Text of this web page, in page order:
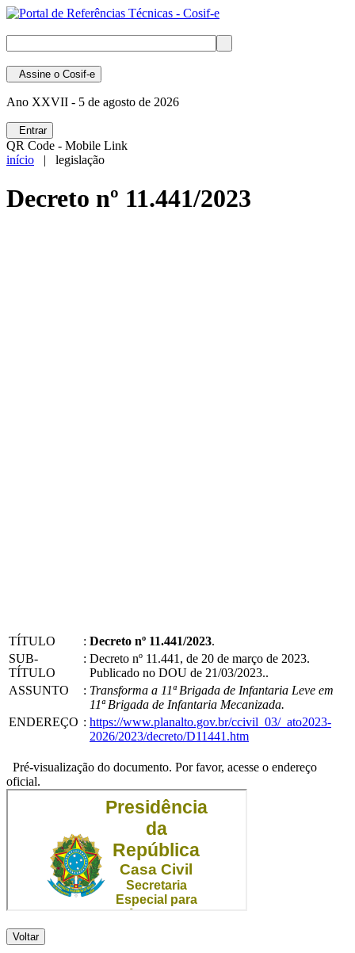
Assine o Cosif-e
Ano XXVII - 5 de agosto de 2026
Entrar
QR Code - Mobile Link
início | legislação
Decreto nº 11.441/2023
TÍTULO : Decreto nº 11.441/2023.
SUB-
TÍTULO
: Decreto nº 11.441, de 20 de março de 2023.
Publicado no DOU de 21/03/2023..
ASSUNTO
: Transforma a 11ª Brigada de Infantaria Leve em
11ª Brigada de Infantaria Mecanizada.
ENDEREÇO : https://www.planalto.gov.br/ccivil_03/_ato2023-
2026/2023/decreto/D11441.htm
Pré-visualização do documento. Por favor, acesse o endereço
oficial.
Voltar